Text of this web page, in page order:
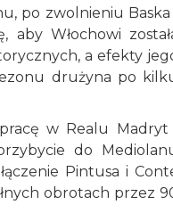
po zwolnieniu Baska
aby Włochowi
a efekty
drużyna po
w Realu Madryt
do
Pintusa i
obrotach przez